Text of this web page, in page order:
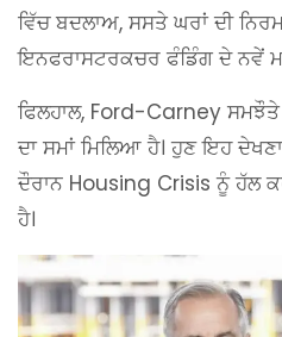
ਵਿੱਚ ਬਦਲਾਅ, ਸਸਤੇ ਘਰਾਂ ਦੀ
ਇਨਫਰਾਸਟਰਕਚਰ ਫੰਡਿੰਗ ਦੇ ਨਵੇਂ
ਫਿਲਹਾਲ, Ford-Carney ਸਮਝੌਤੇ
ਦਾ ਸਮਾਂ ਮਿਲਿਆ ਹੈ। ਹੁਣ ਇਹ
ਦੌਰਾਨ Housing Crisis ਨੂੰ ਹੱਲ
ਹੈ।